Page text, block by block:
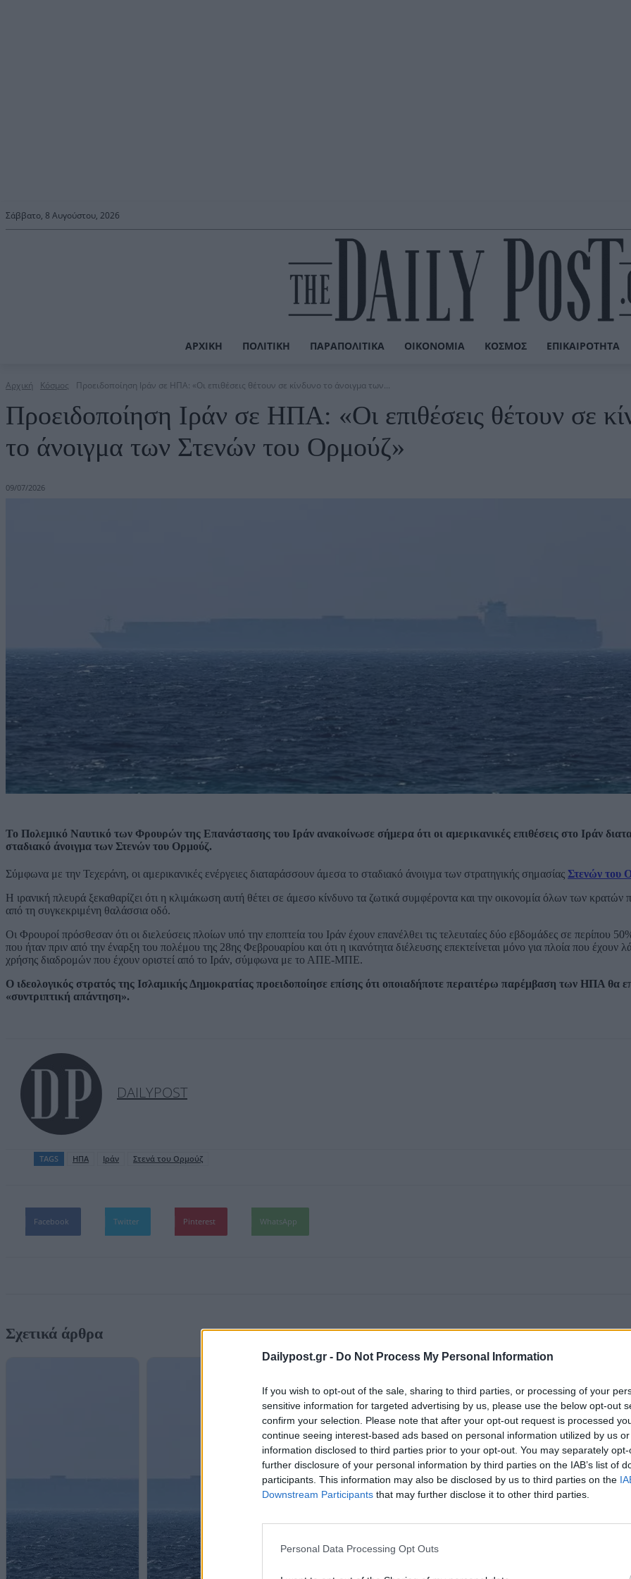
Dailypost.gr - Do Not Process My Personal Information
If you wish to opt-out of the sale, sharing to third parties, or processing of your
sensitive information for targeted advertising by us, please use the below opt-out
confirm your selection. Please note that after your opt-out request is processed
continue seeing interest-based ads based on personal information utilized by us
information disclosed to third parties prior to your opt-out. You may separately
further disclosure of your personal information by third parties on the IAB’s list of
participants. This information may also be disclosed by us to third parties on the
Downstream Participants that may further disclose it to other third parties.
Personal Data Processing Opt Outs
Σάββατο, 8 Αυγούστου, 2026
ΑΡΧΙΚΉ ΠΟΛΙΤΙΚΉ ΠΑΡΑΠΟΛΙΤΙΚΆ ΟΙΚΟΝΟΜΊΑ ΚΌΣΜΟΣ ΕΠΙΚΑΙΡΌΤΗΤΑ
Αρχική Κόσμος Προειδοποίηση Ιράν σε ΗΠΑ: «Οι επιθέσεις θέτουν σε κίνδυνο το άνοιγμα των...
Προειδοποίηση Ιράν σε ΗΠΑ: «Οι επιθέσεις θέτουν σε
το άνοιγμα των Στενών του Ορμούζ»
09/07/2026
Το Πολεμικό Ναυτικό των Φρουρών της Επανάστασης του Ιράν ανακοίνωσε σήμερα ότι οι αμερικανικές επιθέσεις στο Ιράν
σταδιακό άνοιγμα των Στενών του Ορμούζ.
Σύμφωνα με την Τεχεράνη, οι αμερικανικές ενέργειες διαταράσσουν άμεσα το σταδιακό άνοιγμα των στρατηγικής σημασίας Στενών του
Η ιρανική πλευρά ξεκαθαρίζει ότι η κλιμάκωση αυτή θέτει σε άμεσο κίνδυνο τα ζωτικά συμφέροντα και την οικονομία όλων των κρατών
από τη συγκεκριμένη θαλάσσια οδό.
Οι Φρουροί πρόσθεσαν ότι οι διελεύσεις πλοίων υπό την εποπτεία του Ιράν έχουν επανέλθει τις τελευταίες δύο εβδομάδες σε περίπου
που ήταν πριν από την έναρξη του πολέμου της 28ης Φεβρουαρίου και ότι η ικανότητα διέλευσης επεκτείνεται μόνο για πλοία που έχουν
χρήσης διαδρομών που έχουν οριστεί από το Ιράν, σύμφωνα με το ΑΠΕ-ΜΠΕ.
Ο ιδεολογικός στρατός της Ισλαμικής Δημοκρατίας προειδοποίησε επίσης ότι οποιαδήποτε περαιτέρω παρέμβαση των ΗΠΑ θα
«συντριπτική απάντηση».
DAILYPOST
TAGS ΗΠΑ Ιράν Στενά του Ορμούζ
Facebook Twitter Pinterest WhatsApp
Σχετικά άρθρα